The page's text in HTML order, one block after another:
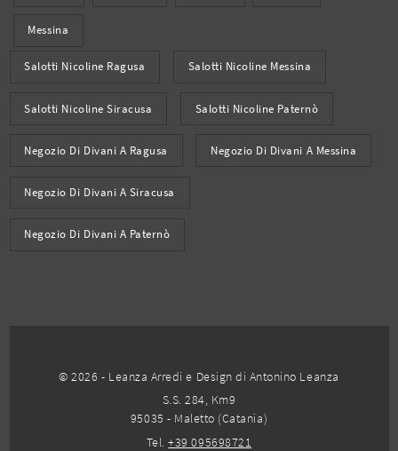
Messina
Salotti Nicoline Ragusa Salotti Nicoline Messina
Salotti Nicoline Siracusa Salotti Nicoline Paternò
Negozio Di Divani A Ragusa Negozio Di Divani A Messina
Negozio Di Divani A Siracusa
Negozio Di Divani A Paternò
© 2026 - Leanza Arredi e Design di Antonino Leanza
S.S. 284, Km9
95035 - Maletto (Catania)
Tel.+39 095698721